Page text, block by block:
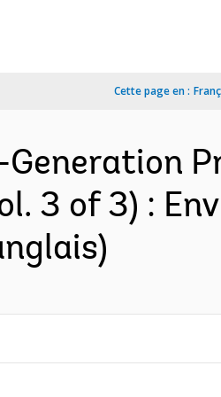
Cette page en :
3 of 3) :